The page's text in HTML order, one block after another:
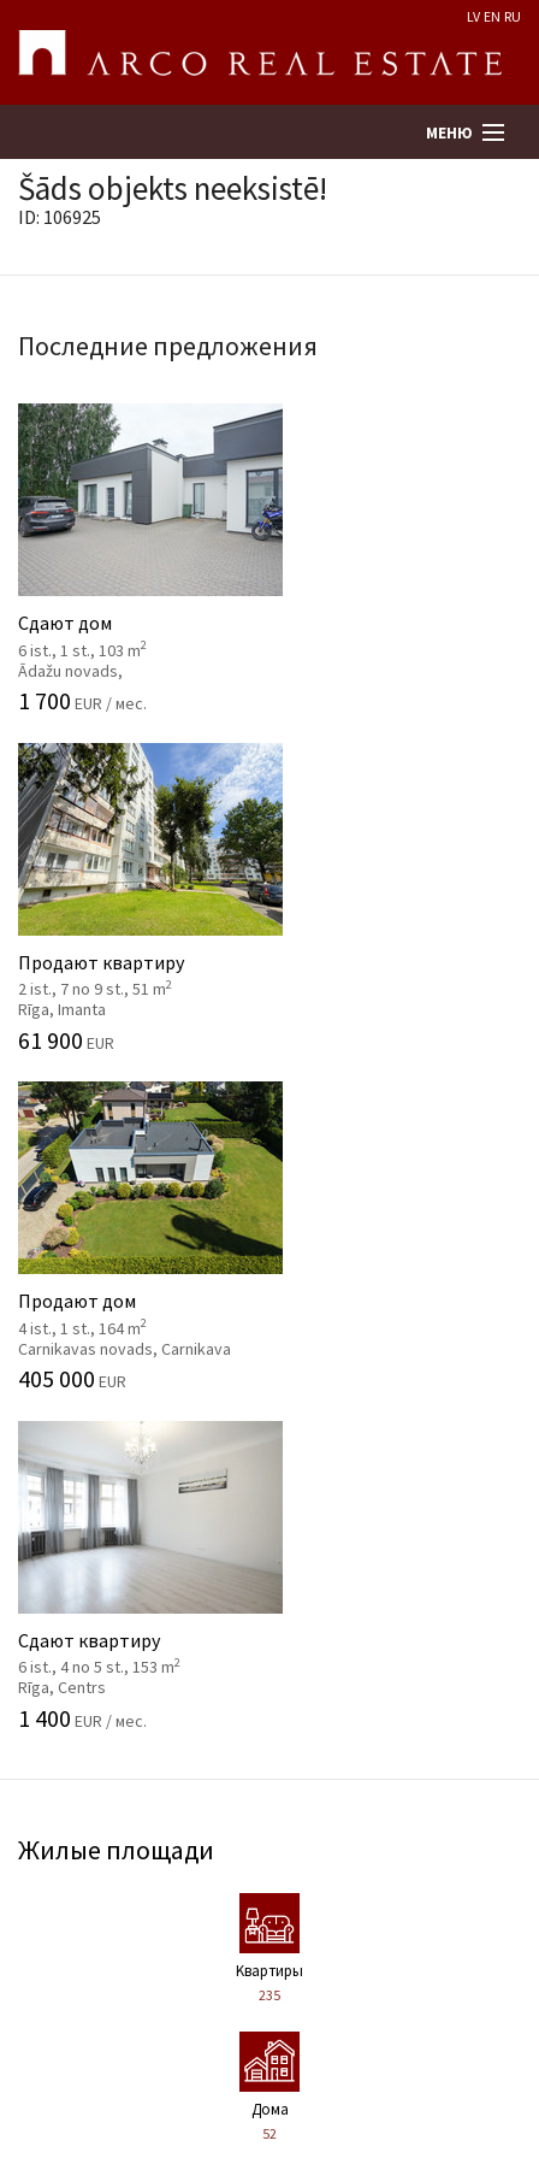
LV EN RU
МЕНЮ
Предприятие
Услуги
Kонтакты
Šāds objekts neeksistē!
ID: 106925
Последние предложения
Сдают дом
6 ist., 1 st., 103 m2
Ādažu novads,
1 700 EUR / мес.
Продают квартиру
2 ist., 7 no 9 st., 51 m2
Rīga, Imanta
61 900 EUR
Продают дом
4 ist., 1 st., 164 m2
Carnikavas novads, Carnikava
405 000 EUR
Сдают квартиру
6 ist., 4 no 5 st., 153 m2
Rīga, Centrs
1 400 EUR / мес.
Жилые площади
Kвартиры
235
Дома
52